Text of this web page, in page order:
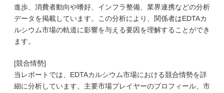
進歩、消費者動向や嗜好、インフラ整備、業界連携などの分析
データを掲載しています。この分析により、関係者はEDTAカ
ルシウム市場の軌道に影響を与える要因を理解することができ
ます。
[競合情勢]
当レポートでは、EDTAカルシウム市場における競合情勢を詳
細に分析しています。主要市場プレイヤーのプロフィール、市